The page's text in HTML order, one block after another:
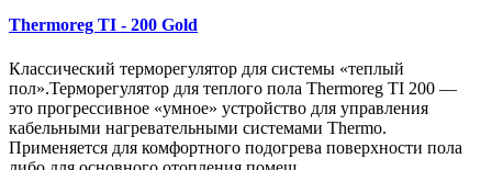
Thermoreg TI - 200 Gold
Классический терморегулятор для системы «теплый
пол».Терморегулятор для теплого пола Thermoreg TI 200 —
это прогрессивное «умное» устройство для управления
кабельными нагревательными системами Thermo.
Применяется для комфортного подогрева поверхности пола